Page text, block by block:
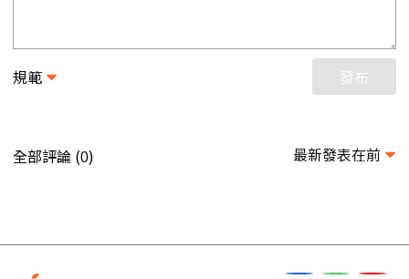
規範 發布
全部評論 (0) 最新發表在前